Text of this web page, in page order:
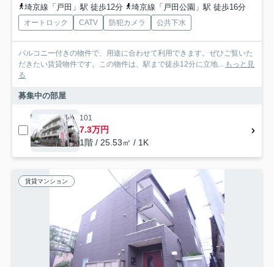
埼京線「戸田」駅 徒歩12分
埼京線「戸田公園」駅 徒歩16分
オートロック CATV 防犯カメラ 公共下水
バルコニー付きの物件で、用途に合わせて利用できます。ぜひご覧いた
だきたい賃貸物件です。この物件は、駅まで徒歩12分に立地...
もっと見
る
募集中の部屋
101
7.3万円
1階 / 25.53㎡ / 1K
賃貸マンション